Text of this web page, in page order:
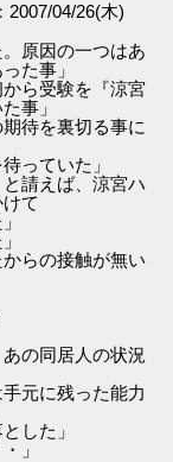
2007/04/26(木)
原因の一つはあ
た事」
ら受験を『涼宮
事」
待を裏切る事に
っていた」
請えば、涼宮ハ
て
らの接触が無い
の同居人の状況
元に残った能力
した」
」